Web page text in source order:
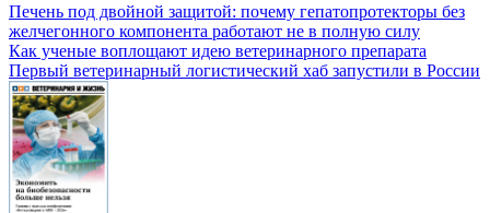
Печень под двойной защитой: почему гепатопротекторы без
желчегонного компонента работают не в полную силу
Как ученые воплощают идею ветеринарного препарата
Первый ветеринарный логистический хаб запустили в России